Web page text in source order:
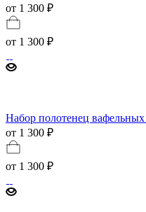
от 1 300 ₽
от 1 300 ₽
Набор полотенец
от 1 300 ₽
от 1 300 ₽